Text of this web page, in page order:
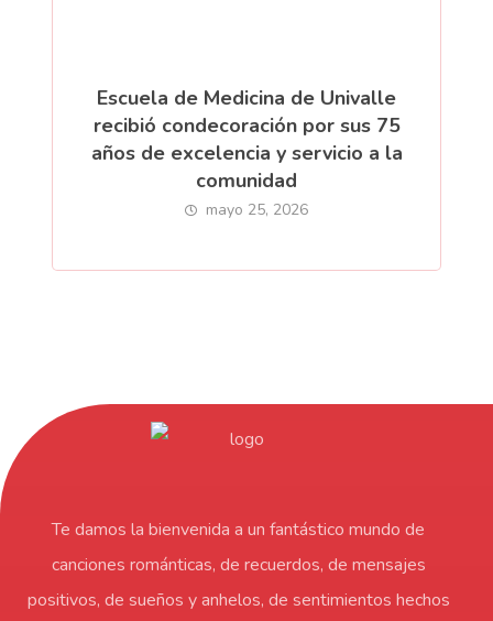
Escuela de Medicina de Univalle
recibió condecoración por sus 75
años de excelencia y servicio a la
comunidad
mayo 25, 2026
Te damos la bienvenida a un fantástico mundo de
canciones románticas, de recuerdos, de mensajes
positivos, de sueños y anhelos, de sentimientos hechos